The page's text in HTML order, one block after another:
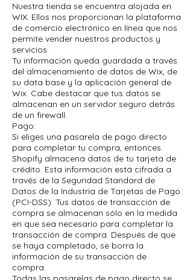
Nuestra tienda se encuentra alojada en
WIX. Ellos nos proporcionan la plataforma
de comercio electrónico en línea que nos
permite vender nuestros productos y
servicios.
Tu información queda guardada a través
del almacenamiento de datos de Wix, de
su data base y la aplicación general de
Wix. Cabe destacar que tus datos se
almacenan en un servidor seguro detrás
de un firewall.
Pago:
Si eliges una pasarela de pago directo
para completar tu compra, entonces
Shopify almacena datos de tu tarjeta de
crédito. Esta información está cifrada a
través de la Seguridad Standard de
Datos de la Industria de Tarjetas de Pago
(PCI-DSS). Tus datos de transacción de
compra se almacenan sólo en la medida
en que sea necesario para completar la
transacción de compra. Después de que
se haya completado, se borra la
información de su transacción de
compra.